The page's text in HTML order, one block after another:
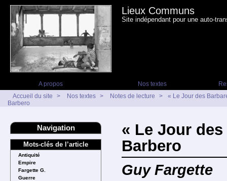
Lieux Communs
Site indépendant pour une auto-
A propos Nos textes
Accueil du site
> Nos textes > Notes de lecture >
« Le Jour des
Barbero
« Le Jour
Barbero
Guy Fargette
Navigation
Mots-clés de l’article
Antiquité
Empire
Fargette G.
Guerre